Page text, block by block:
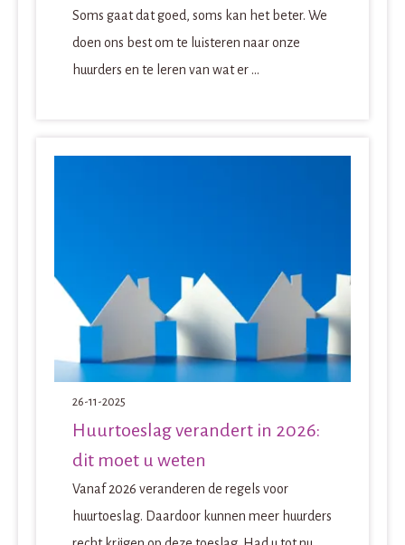
Soms gaat dat goed, soms kan het beter. We
doen ons best om te luisteren naar onze
huurders en te leren van wat er ...
Huurtoeslag verandert in 2026:
dit moet u weten
26-11-2025
Vanaf 2026 veranderen de regels voor
huurtoeslag. Daardoor kunnen meer huurders